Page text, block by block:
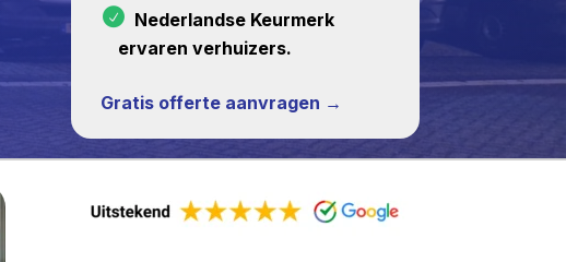
Nederlandse Keurmerk
ervaren verhuizers.
Gratis offerte aanvragen →